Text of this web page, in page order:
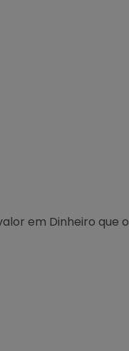
em Dinheiro que o